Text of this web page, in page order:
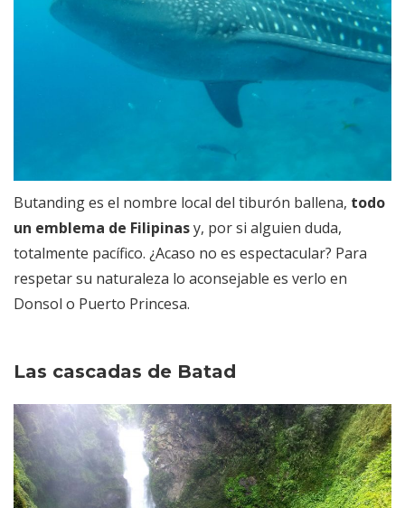
Butanding es el nombre local del tiburón ballena, todo
un emblema de Filipinasy, por si alguien duda,
totalmente pacífico. ¿Acaso no es espectacular? Para
respetar su naturaleza lo aconsejable es verlo en
Donsol o Puerto Princesa.
Las cascadas de Batad